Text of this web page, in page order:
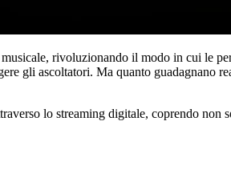
rivoluzionando il modo in cui le
gli ascoltatori. Ma quanto guadagnano
lo streaming digitale, coprendo non